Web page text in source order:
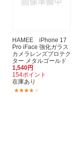
HAMEE iPhone 17
Pro iFace 強化ガラス
カメラレンズプロテク
ター メタルゴールド
1,540円
154ポイント
在庫あり